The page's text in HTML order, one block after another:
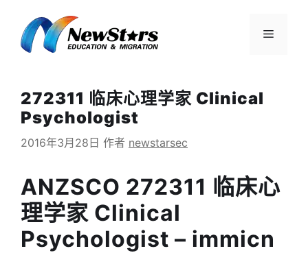
菜
272311 临床心理学家 Clinical
Psychologist
2016年3月28日 作者 newstarsec
ANZSCO 272311 临床心
理学家 Clinical
Psychologist – immicn